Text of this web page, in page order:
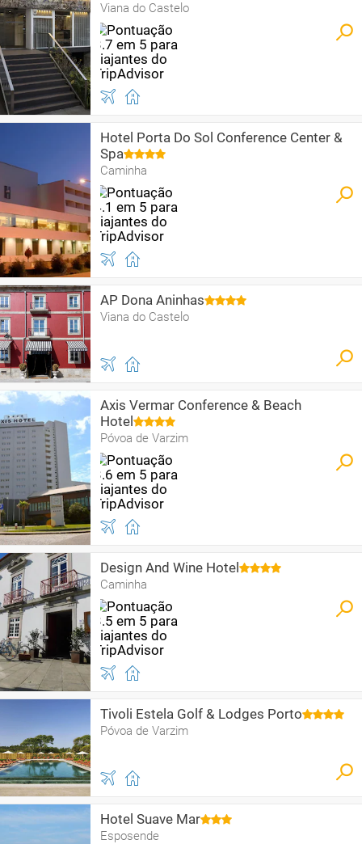
Viana do Castelo
Hotel Porta Do Sol Conference Center &
Spa
Caminha
AP Dona Aninhas
Viana do Castelo
Axis Vermar Conference & Beach
Hotel
Póvoa de Varzim
Design And Wine Hotel
Caminha
Tivoli Estela Golf & Lodges Porto
Póvoa de Varzim
Hotel Suave Mar
Esposende